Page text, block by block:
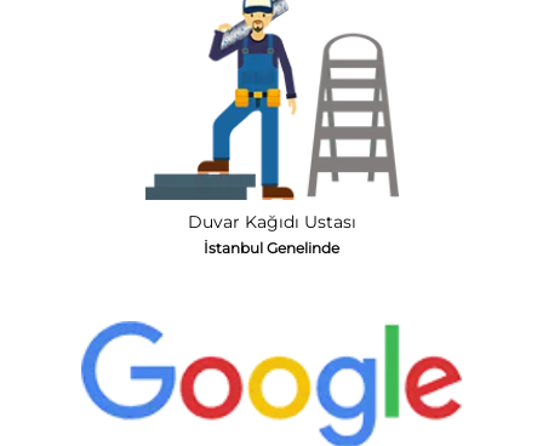
Duvar Kağıdı Ustası
İstanbul Genelinde